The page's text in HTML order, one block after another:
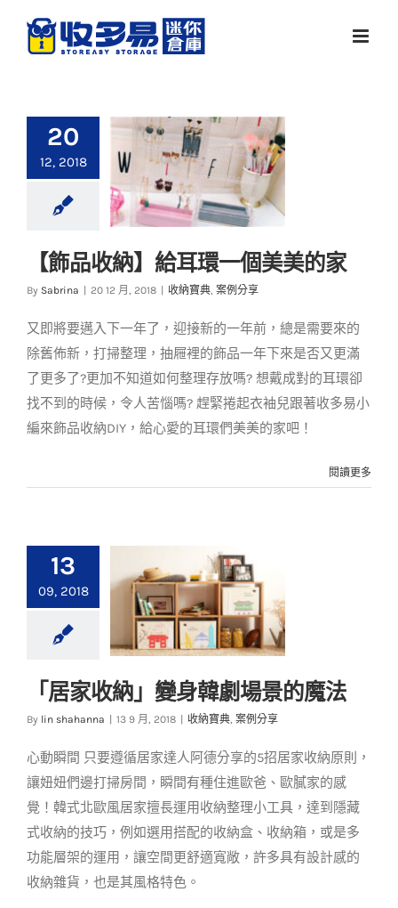
20
12, 2018
收納寶典 案例分享
【飾品收納】給耳環一個美美的家
By Sabrina 20 12 月, 2018 收納寶典, 案例分享
又即將要邁入下一年了，迎接新的一年前，總是需要來的
除舊佈新，打掃整理，抽屜裡的飾品一年下來是否又更滿
了更多了?更加不知道如何整理存放嗎? 想戴成對的耳環卻
找不到的時候，令人苦惱嗎? 趕緊捲起衣袖兒跟著收多易小
編來飾品收納DIY，給心愛的耳環們美美的家吧！
閱讀更多
13
09, 2018
收納寶典 案例分享
「居家收納」變身韓劇場景的魔法
By lin shahanna 13 9 月, 2018 收納寶典, 案例分享
心動瞬間 只要遵循居家達人阿德分享的5招居家收納原則，
讓妞妞們邊打掃房間，瞬間有種住進歐爸、歐膩家的感
覺！韓式北歐風居家擅長運用收納整理小工具，達到隱藏
式收納的技巧，例如選用搭配的收納盒、收納箱，或是多
功能層架的運用，讓空間更舒適寬敞，許多具有設計感的
收納雜貨，也是其風格特色。